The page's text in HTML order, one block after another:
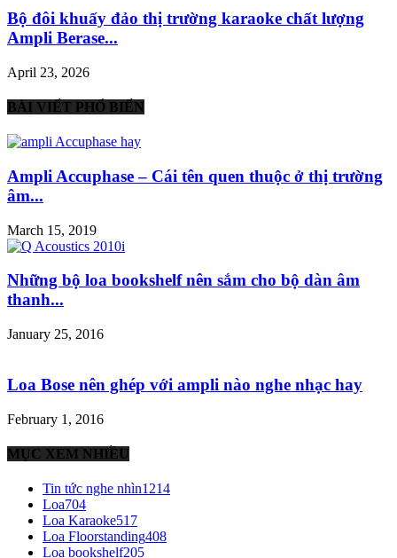
Bộ đôi khuấy đảo thị trường karaoke chất lượng
Ampli Berase...
April 23, 2026
BÀI VIẾT PHỔ BIẾN
Ampli Accuphase – Cái tên quen thuộc ở thị trường
âm...
March 15, 2019
Những bộ loa bookshelf nên sắm cho bộ dàn âm
thanh...
January 25, 2016
Loa Bose nên ghép với ampli nào nghe nhạc hay
February 1, 2016
MỤC XEM NHIỀU
Tin tức nghe nhìn1214
Loa704
Loa Karaoke517
Loa Floorstanding408
Loa bookshelf205